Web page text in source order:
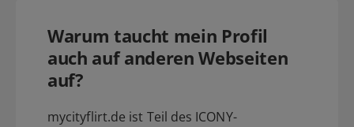
Warum taucht mein Profil
auch auf anderen Webseiten
auf?
mycityflirt.de ist Teil des ICONY-